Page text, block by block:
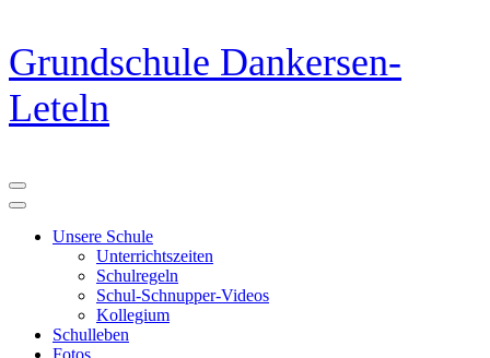
Zum
Inhalt
springen
(Eingabetaste
drücken)
Grundschule Dankersen-
Leteln
Unsere Schule
Unterrichtszeiten
Schulregeln
Schul-Schnupper-Videos
Kollegium
Schulleben
Fotos